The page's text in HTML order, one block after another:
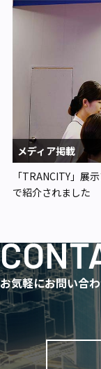
メディア掲載
「TRANCITY」展
で紹介されました
お気軽にお問い合わ